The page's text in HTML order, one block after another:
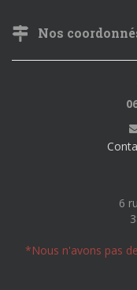
Nos
6
*Nous n'avons pas